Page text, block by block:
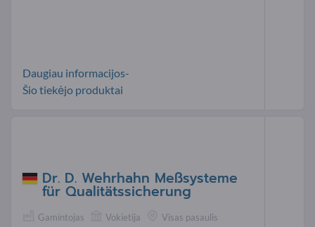
Daugiau informacijos-
Šio tiekėjo produktai
Dr. D. Wehrhahn Meßsysteme
für Qualitätssicherung
Gamintojas Vokietija Visas pasaulis